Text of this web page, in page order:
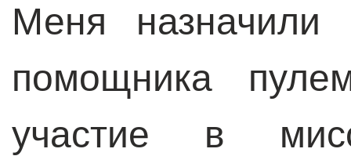
Меня назначили
помощника
участие в